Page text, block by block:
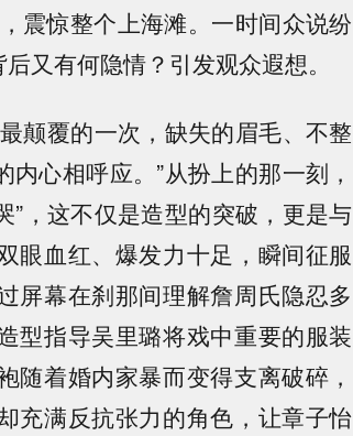
震惊整个上海滩。一时间众说纷
又有何隐情？引发观众遐想。
颠覆的一次，缺失的眉毛、不整
心相呼应。”从扮上的那一刻，
”，这不仅是造型的突破，更是与
眼血红、爆发力十足，瞬间征服
屏幕在刹那间理解詹周氏隐忍多
型指导吴里璐将戏中重要的服装
随着婚内家暴而变得支离破碎，
充满反抗张力的角色，让章子怡